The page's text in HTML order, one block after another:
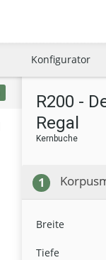
Konfigurator
R200 -
Regal
Kernbuche
1
Breite
Tiefe